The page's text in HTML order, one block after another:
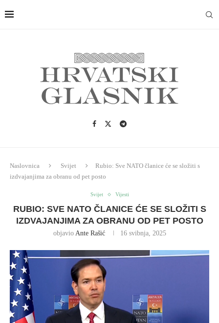
Naslovnica Svijet
Rubio: Sve NATO članice će se složiti s
izdvajanjima za obranu od pet posto
Svijet Vijesti
RUBIO: SVE NATO ČLANICE ĆE SE SLOŽITI S
IZDVAJANJIMA ZA OBRANU OD PET POSTO
objavio Ante Rašić 16 svibnja, 2025